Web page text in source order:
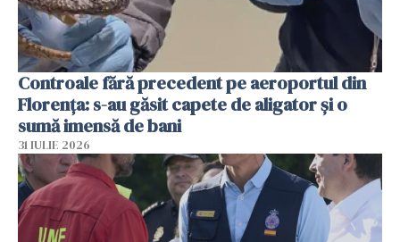
Controale fără precedent pe aeroportul din
Florența: s-au găsit capete de aligator și o
sumă imensă de bani
31 IULIE 2026